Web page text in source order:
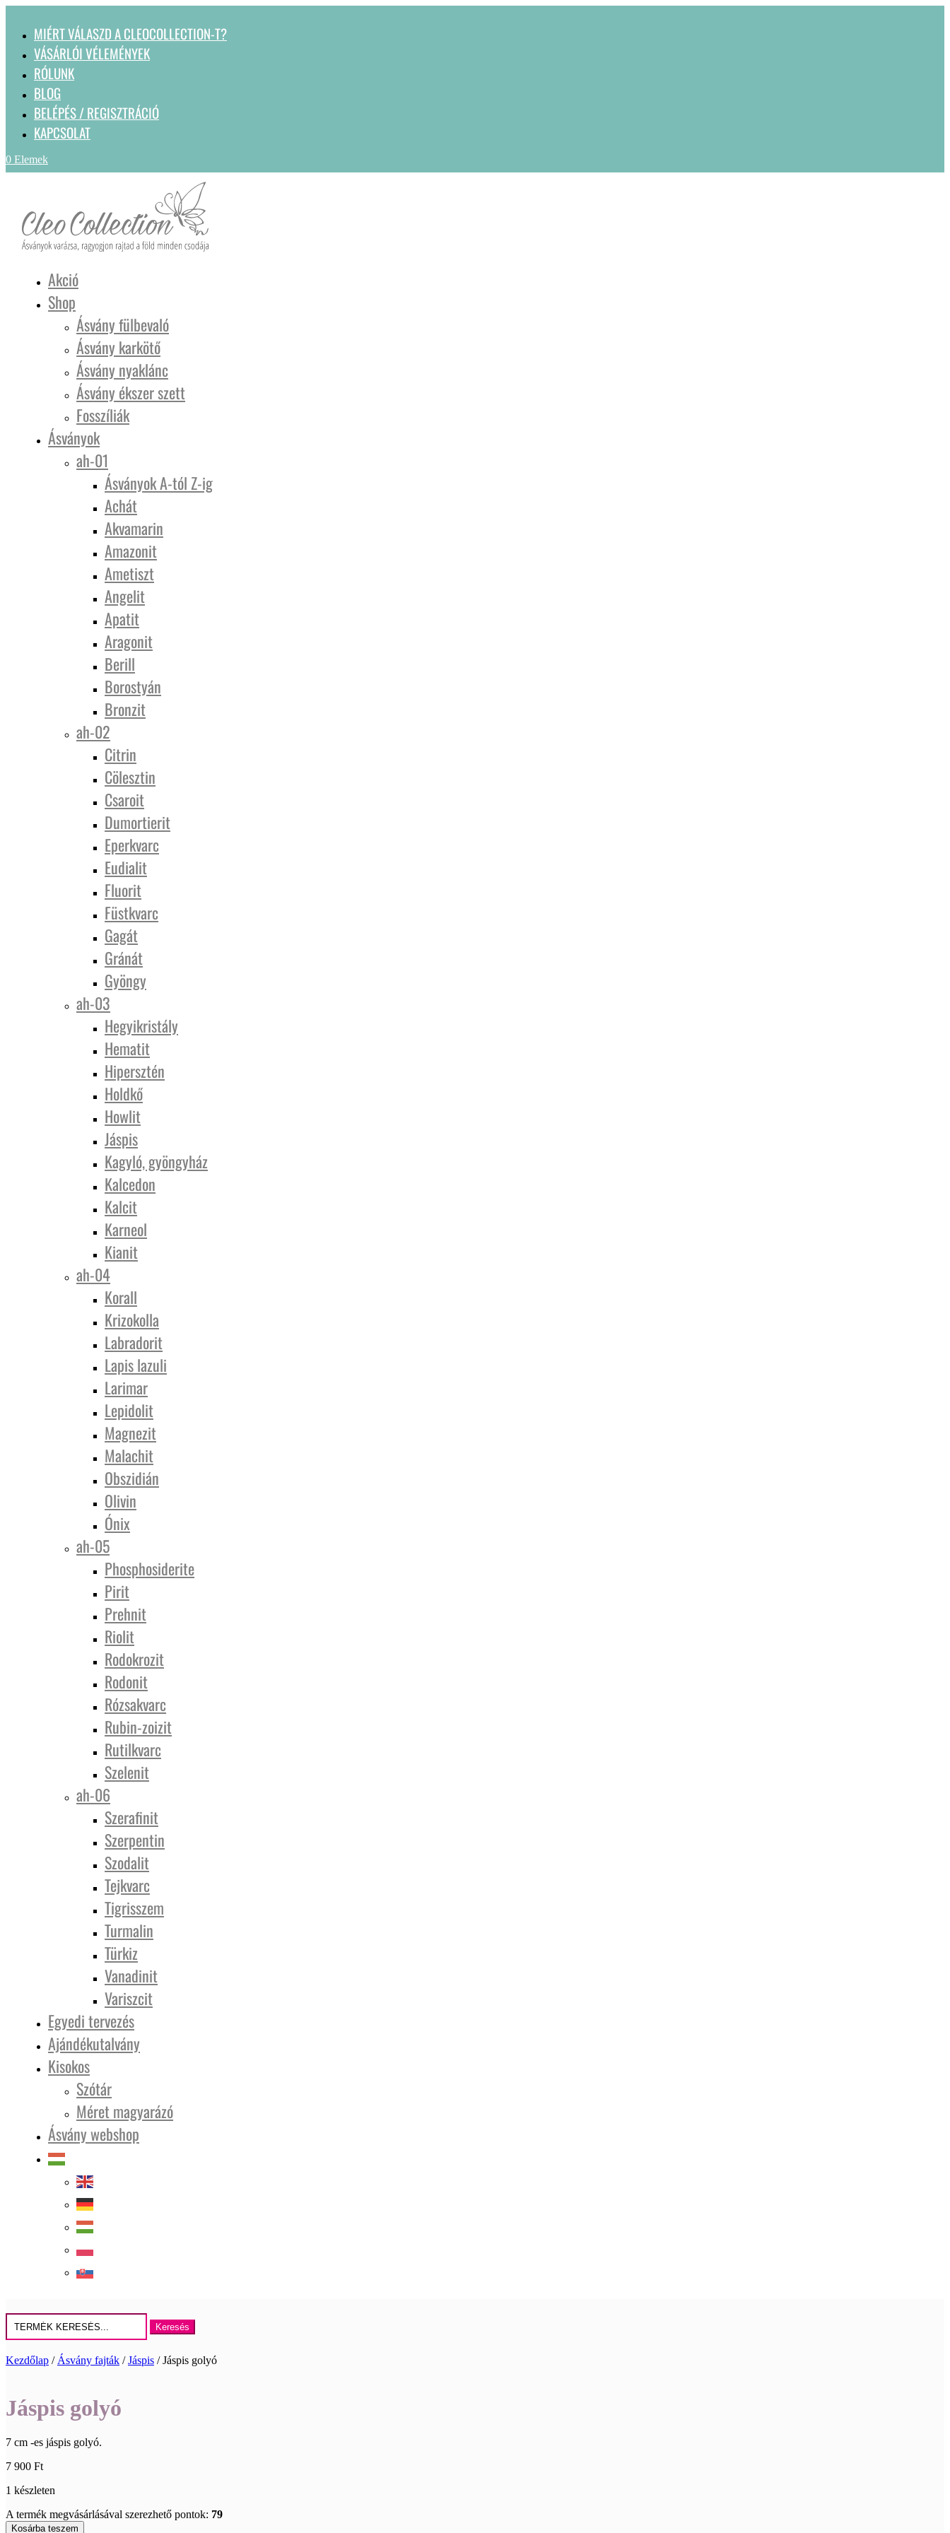
MIÉRT VÁLASZD A CLEOCOLLECTION-T?
VÁSÁRLÓI VÉLEMÉNYEK
RÓLUNK
BLOG
BELÉPÉS / REGISZTRÁCIÓ
KAPCSOLAT
0 Elemek
Akció
Shop
Ásvány fülbevaló
Ásvány karkötő
Ásvány nyaklánc
Ásvány ékszer szett
Fosszíliák
Ásványok
ah-01
Ásványok A-tól Z-ig
Achát
Akvamarin
Amazonit
Ametiszt
Angelit
Apatit
Aragonit
Berill
Borostyán
Bronzit
ah-02
Citrin
Cölesztin
Csaroit
Dumortierit
Eperkvarc
Eudialit
Fluorit
Füstkvarc
Gagát
Gránát
Gyöngy
ah-03
Hegyikristály
Hematit
Hipersztén
Holdkő
Howlit
Jáspis
Kagyló, gyöngyház
Kalcedon
Kalcit
Karneol
Kianit
ah-04
Korall
Krizokolla
Labradorit
Lapis lazuli
Larimar
Lepidolit
Magnezit
Malachit
Obszidián
Olivin
Ónix
ah-05
Phosphosiderite
Pirit
Prehnit
Riolit
Rodokrozit
Rodonit
Rózsakvarc
Rubin-zoizit
Rutilkvarc
Szelenit
ah-06
Szerafinit
Szerpentin
Szodalit
Tejkvarc
Tigrisszem
Turmalin
Türkiz
Vanadinit
Variszcit
Egyedi tervezés
Ajándékutalvány
Kisokos
Szótár
Méret magyarázó
Ásvány webshop
Keresés
erre:
Kezdőlap / Ásvány fajták /Jáspis / Jáspis golyó
Jáspis golyó
7 cm -es jáspis golyó.
7 900 Ft
1 készleten
A termék megvásárlásával szerezhető pontok: 79
Jáspis
Kosárba teszem